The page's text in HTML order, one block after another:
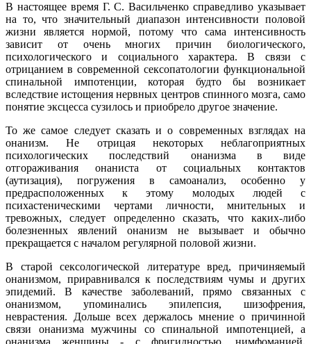
В настоящее время Г. С. Васильченко справедливо указывает
на то, что значительный диапазон интенсивности половой
жизни является нормой, потому что сама интенсивность
зависит от очень многих причин биологического,
психологического и социального характера. В связи с
отрицанием в современной сексопатологии функциональной
спинальной импотенции, которая будто бы возникает
вследствие истощения нервных центров спинного мозга, само
понятие эксцесса сузилось и приобрело другое значение.
То же самое следует сказать и о современных взглядах на
онанизм. Не отрицая некоторых неблагоприятных
психологических последствий онанизма в виде
отгораживания онаниста от социальных контактов
(аутизация), погружения в самоанализ, особенно у
предрасположенных к этому молодых людей с
психастеническими чертами личности, мнительных и
тревожных, следует определенно сказать, что каких-либо
болезненных явлений онанизм не вызывает и обычно
прекращается с началом регулярной половой жизни.
В старой сексологической литературе вред, причиняемый
онанизмом, приравнивался к последствиям чумы и других
эпидемий. В качестве заболеваний, прямо связанных с
онанизмом, упоминались эпилепсия, шизофрения,
неврастения. Дольше всех держалось мнение о причинной
связи онанизма мужчины со спинальной импотенцией, а